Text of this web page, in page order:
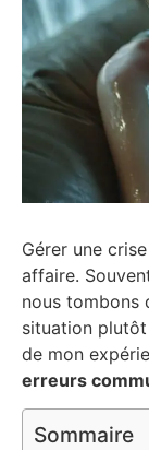
Gérer une
affaire.
nous tombons
situation plutôt
de mon
erreurs
Sommaire